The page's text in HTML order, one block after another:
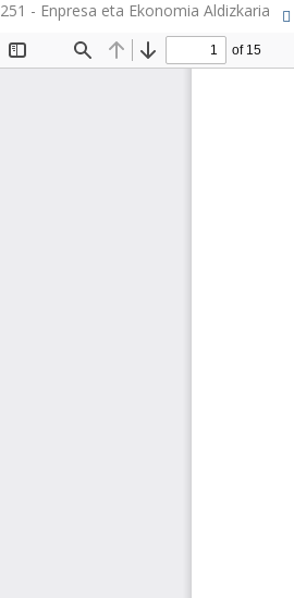
251 - Enpresa eta Ekonomia Aldizkaria